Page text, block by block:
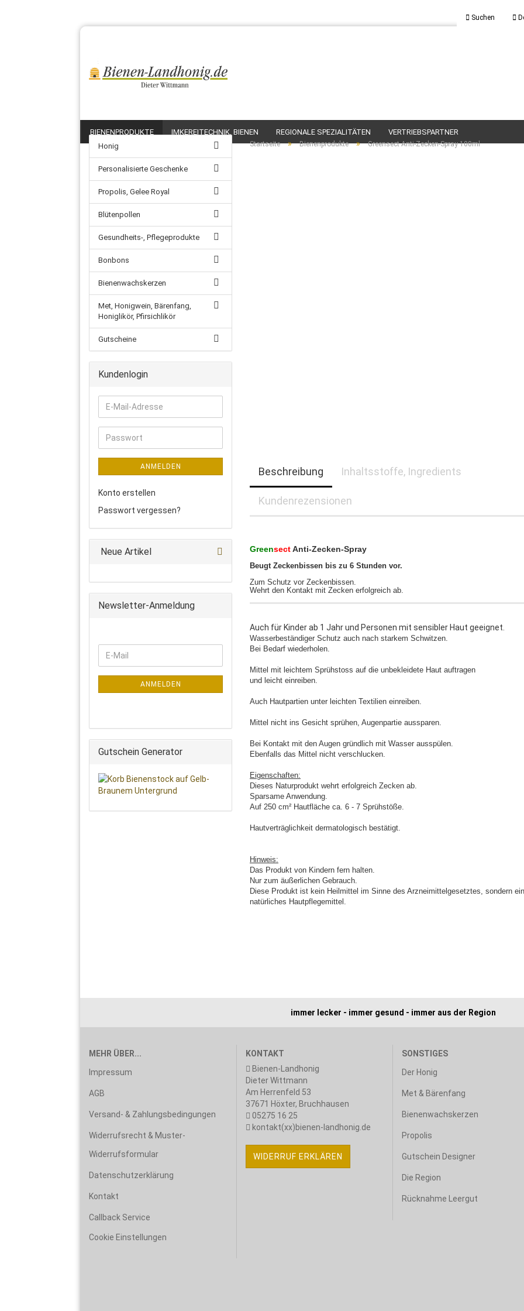
Suchen
BIENENPRODUKTE IMKEREITECHNIK, BIENEN REGIONALE SPEZIALITÄTEN VERTRIEBSPARTNER
Startseite » Bienenprodukte » Greensect Anti-Zecken-Spray 100ml
Beschreibung Inhaltsstoffe, Ingredients
Kundenrezensionen
GreensectAnti-Zecken-Spray
Beugt Zeckenbissen bis zu 6 Stunden vor.
Zum Schutz vor Zeckenbissen.
Wehrt den Kontakt mit Zecken erfolgreich ab.
Auch für Kinder ab 1 Jahr und Personen mit sensibler Haut geeignet.
Wasserbeständiger Schutz auch nach starkem Schwitzen.
Bei Bedarf wiederholen.
Mittel mit leichtem Sprühstoss auf die unbekleidete Haut auftragen
und leicht einreiben.
Auch Hautpartien unter leichten Textilien einreiben.
Mittel nicht ins Gesicht sprühen, Augenpartie aussparen.
Bei Kontakt mit den Augen gründlich mit Wasser ausspülen.
Ebenfalls das Mittel nicht verschlucken.
Eigenschaften:
Dieses Naturprodukt wehrt erfolgreich Zecken ab.
Sparsame Anwendung.
Auf 250 cm² Hautfläche ca. 6 - 7 Sprühstöße.
Hautverträglichkeit dermatologisch bestätigt.
Hinweis:
Das Produkt von Kindern fern halten.
Nur zum äußerlichen Gebrauch.
Diese Produkt ist kein Heilmittel im Sinne des Arzneimittelgesetztes, sondern ein
natürliches Hautpflegemittel.
Honig
Personalisierte Geschenke
Propolis, Gelee Royal
Blütenpollen
Gesundheits-, Pflegeprodukte
Bonbons
Bienenwachskerzen
Met, Honigwein, Bärenfang,
Honiglikör, Pfirsichlikör
Gutscheine
Kundenlogin
E-
Mail-
Adresse
Passwort
ANMELDEN
Konto erstellen
Passwort vergessen?
Neue Artikel
Newsletter-Anmeldung
ZUR
ANMELDUNG
E-
Mail
ANMELDEN
Gutschein Generator
immer lecker - immer gesund - immer aus der Region
MEHR ÜBER...
Impressum
AGB
Versand- & Zahlungsbedingungen
Widerrufsrecht & Muster-
Widerrufsformular
Datenschutzerklärung
Kontakt
Callback Service
Cookie Einstellungen
KONTAKT
Bienen-Landhonig
Dieter Wittmann
Am Herrenfeld 53
37671 Höxter, Bruchhausen
05275 16 25
kontakt(xx)bienen-landhonig.de
WIDERRUF ERKLÄREN
SONSTIGES
Der Honig
Met & Bärenfang
Bienenwachskerzen
Propolis
Gutschein Designer
Die Region
Rücknahme Leergut